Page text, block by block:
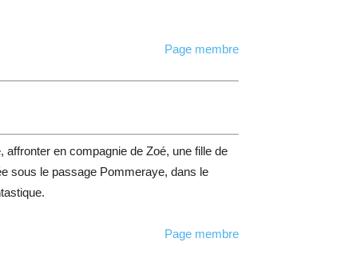
Page membre
affronter en compagnie de Zoé, une fille de
sous le passage Pommeraye, dans le
Page membre